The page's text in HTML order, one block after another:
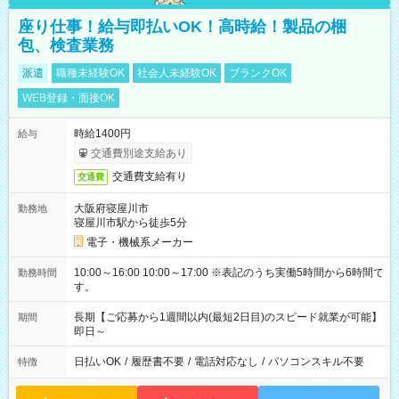
座り仕事！給与即払いOK！高時給！製品の梱
包、検査業務
派遣 職種未経験OK 社会人未経験OK
ブランクOK
WEB登録・面接OK
給与
時給1400円
交通費別途支給あり
交通費 交通費支給有り
勤務地
大阪府寝屋川市
寝屋川市駅から徒歩5分
電子・機械系メーカー
勤務時間
10:00～16:00 10:00～17:00 ※表記のうち実働5時間から6時間で
す。
期間
長期【ご応募から1週間以内(最短2日目)のスピード就業が可能】
即日～
特徴 日払いOK / 履歴書不要 / 電話対応なし / パソコンスキル不要